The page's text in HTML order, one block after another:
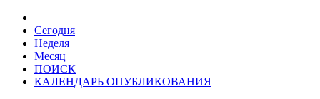
Сегодня
Неделя
Месяц
ПОИСК
КАЛЕНДАРЬ ОПУБЛИКОВАНИЯ